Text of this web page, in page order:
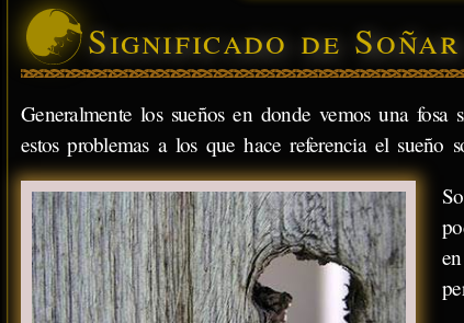
Significado de
Generalmente los sueños en donde vemos una
estos problemas a los que hace referencia el sueño